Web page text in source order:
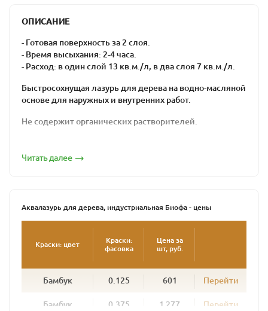
ОПИСАНИЕ
- Готовая поверхность за 2 слоя.
- Время высыхания: 2-4 часа.
- Расход: в один слой 13 кв.м./л, в два слоя 7 кв.м./л.
Быстросохнущая лазурь для дерева на водно-масляной
основе для наружных и внутренних работ.
Не содержит органических растворителей.
древесины. Рекомендуется для обработки
погонажных изделий распылительными установками.
грязеотталкивающую поверхность, стойкую к
атмосферным воздействиям.
В зависимости от цвета позволяет получить
Читать далее
Аквалазурь для дерева, индустриальная Биофа - цены
Краски: цвет
Краски:
фасовка
Цена за
шт, руб.
Бамбук 0.125 601 Перейти
Бамбук 0.375 1 277 Перейти